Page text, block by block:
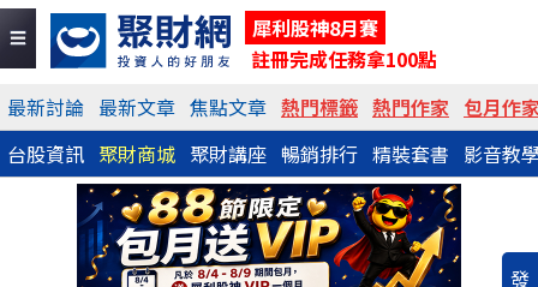
犀利股神8月賽
註冊完成任務拿100點
最新討論 最新文章 焦點文章 熱門標籤 熱門作家 包月作
台股資訊 聚財商城 聚財講座 暢銷排行 精裝套書 影音教
發